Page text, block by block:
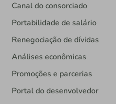
Canal do consorciado
Portabilidade de salário
Renegociação de dívidas
Análises econômicas
Promoções e parcerias
Portal do desenvolvedor